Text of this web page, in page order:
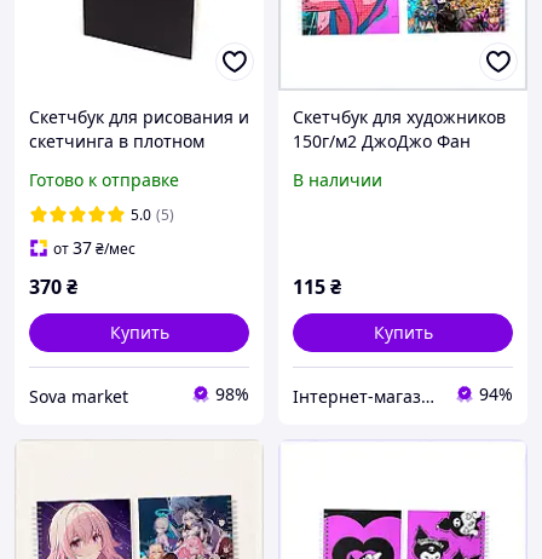
Скетчбук для рисования и
скетчинга в плотном
листов 100 гр/м2
Готово к отправке
5.0 (5)
от37₴/мес
370₴
Купить
Sova market 98%
Скетчбук для художников
150г/м2 ДжоДжо Фан
В наличии
115₴
Купить
Інтернет-магазин ShopNow 94%